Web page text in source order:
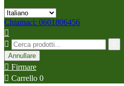
Chiamaci: 0601806456


Annullare
 Firmare
 Carrello 0